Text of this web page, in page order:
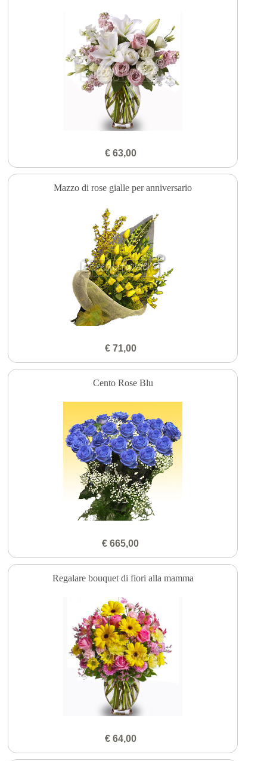
€ 63,00
Mazzo di rose gialle per anniversario
€ 71,00
Cento Rose Blu
€ 665,00
Regalare bouquet di fiori alla mamma
€ 64,00